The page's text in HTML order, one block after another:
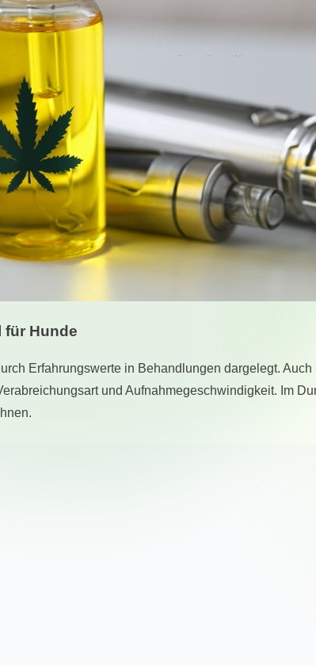
für Hunde
Erfahrungswerte in Behandlungen dargelegt.
und Aufnahmegeschwindigkeit. Im